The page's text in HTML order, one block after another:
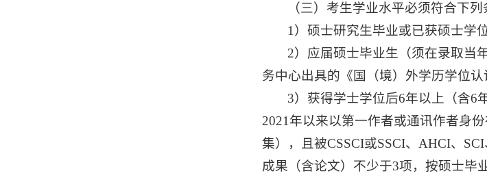
（三）考生学业水平必须符合下列
1）硕士研究生毕业或已获硕士学
2）应届硕士毕业生（须在录取当
务中心出具的《国（境）外学历学位认
3）获得学士学位后6年以上（含6
2021年以来以第一作者或通讯作者身
集），且被CSSCI或SSCI、AHCI、
成果（含论文）不少于3项，按硕士毕